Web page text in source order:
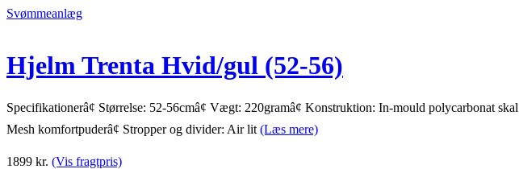
Svømmeanlæg
Hjelm Trenta Hvid/gul (52-56)
Specifikationerâ¢ Størrelse: 52-56cmâ¢ Vægt: 220gramâ¢ Konstruktion: In-mould polycarbonat
Mesh komfortpuderâ¢ Stropper og divider: Air lit (Læs mere)
1899 kr. (Vis fragtpris)